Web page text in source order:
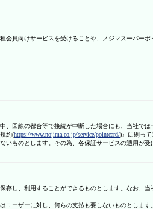
員向けサービスを受けることや、ノジマスーパー
回線の都合等で接続が中断した場合にも、当社では
約(https://www.nojima.co.jp/service/pointcard/)』に則って
ものとします。その為、各保証サービスの適用が
し、利用することができるものとします。なお、
ーザーに対し、何らの支払も要しないものとします。